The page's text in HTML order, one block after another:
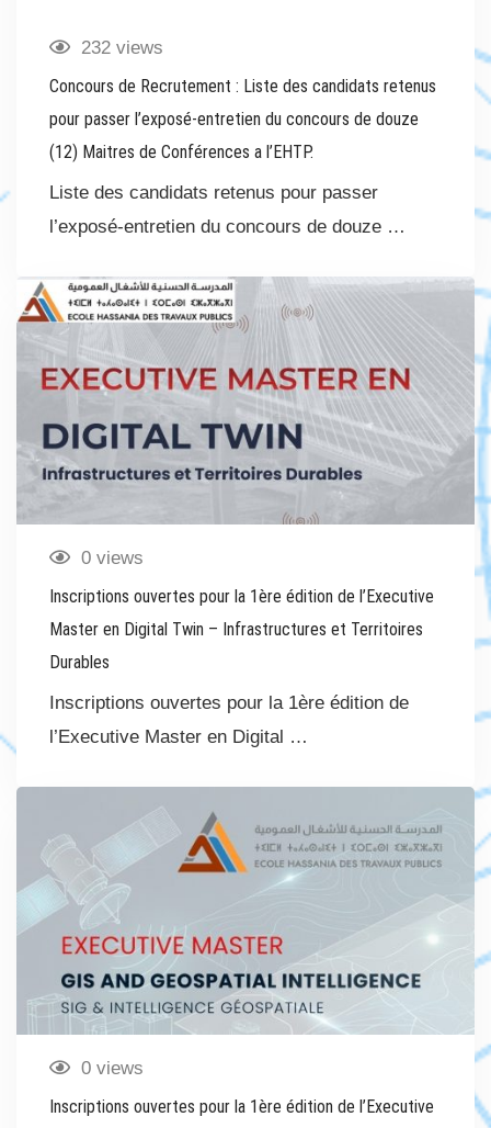
232 views
Concours de Recrutement : Liste des candidats retenus
pour passer l’exposé-entretien du concours de douze
(12) Maitres de Conférences a l’EHTP.
Liste des candidats retenus pour passer
l’exposé-entretien du concours de douze …
0 views
Inscriptions ouvertes pour la 1ère édition de l’Executive
Master en Digital Twin – Infrastructures et Territoires
Durables
Inscriptions ouvertes pour la 1ère édition de
l’Executive Master en Digital …
0 views
Inscriptions ouvertes pour la 1ère édition de l’Executive